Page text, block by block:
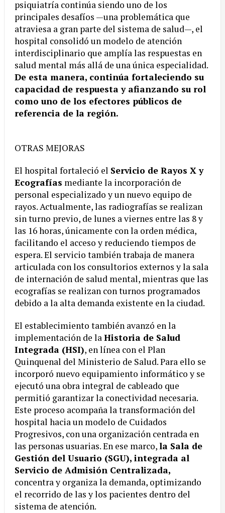
psiquiatría continúa siendo uno de los
principales desafíos —una problemática que
atraviesa a gran parte del sistema de salud—, el
hospital consolidó un modelo de atención
interdisciplinario que amplía las respuestas en
salud mental más allá de una única especialidad.
De esta manera, continúa fortaleciendo su
capacidad de respuesta y afianzando su rol
como uno de los efectores públicos de
referencia de la región.
OTRAS MEJORAS
El hospital fortaleció el Servicio de Rayos X y
Ecografías mediante la incorporación de
personal especializado y un nuevo equipo de
rayos. Actualmente, las radiografías se realizan
sin turno previo, de lunes a viernes entre las 8 y
las 16 horas, únicamente con la orden médica,
facilitando el acceso y reduciendo tiempos de
espera. El servicio también trabaja de manera
articulada con los consultorios externos y la sala
de internación de salud mental, mientras que las
ecografías se realizan con turnos programados
debido a la alta demanda existente en la ciudad.
El establecimiento también avanzó en la
implementación de laHistoria de Salud
Integrada (HSI), en línea con el Plan
Quinquenal del Ministerio de Salud. Para ello se
incorporó nuevo equipamiento informático y se
ejecutó una obra integral de cableado que
permitió garantizar la conectividad necesaria.
Este proceso acompaña la transformación del
hospital hacia un modelo de Cuidados
Progresivos, con una organización centrada en
las personas usuarias. En ese marco,la Sala de
Gestión del Usuario (SGU), integrada al
Servicio de Admisión Centralizada,
concentra y organiza la demanda, optimizando
el recorrido de las y los pacientes dentro del
sistema de atención.